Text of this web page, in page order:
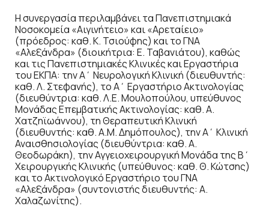
Η συνεργασία περιλαμβάνει τα Πανεπιστημιακά
Νοσοκομεία «Αιγινήτειο» και «Αρεταίειο»
(πρόεδρος: καθ. Κ. Τσιούφης) και το ΓΝΑ
«Αλεξάνδρα» (διοικήτρια: Ε. Ταβανιάτου), καθώς
και τις Πανεπιστημιακές Κλινικές και Εργαστήρια
του ΕΚΠΑ: την Α΄ Νευρολογική Κλινική (διευθυντής:
καθ. Λ. Στεφανής), το Α΄ Εργαστήριο Ακτινολογίας
(διευθύντρια: καθ. Λ.Ε. Μουλοπούλου, υπεύθυνος
Μονάδας Επεμβατικής Ακτινολογίας: καθ. Α.
Χατζηϊωάννου), τη Θεραπευτική Κλινική
(διευθυντής: καθ. Α.Μ. Δημόπουλος), την Α΄ Κλινική
Αναισθησιολογίας (διευθύντρια: καθ. Α.
Θεοδωράκη), την Αγγειοχειρουργική Μονάδα της Β΄
Χειρουργικής Κλινικής (υπεύθυνος: καθ. Θ. Κώτσης)
και το Ακτινολογικό Εργαστήριο του ΓΝΑ
«Αλεξάνδρα» (συντονιστής διευθυντής: Α.
Χαλαζωνίτης).